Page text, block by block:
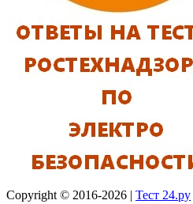
Copyright © 2016-2026 | Тест 24.ру